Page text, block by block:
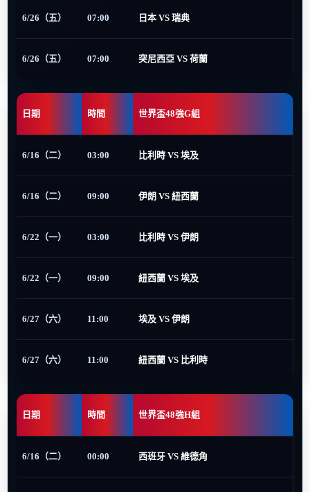
6/26（五） 07:00 日本 VS 瑞典
6/26（五） 07:00 突尼西亞 VS 荷蘭
日期 時間 世界盃48強G組
6/16（二） 03:00 比利時 VS 埃及
6/16（二） 09:00 伊朗 VS 紐西蘭
6/22（一） 03:00 比利時 VS 伊朗
6/22（一） 09:00 紐西蘭 VS 埃及
6/27（六） 11:00 埃及 VS 伊朗
6/27（六） 11:00 紐西蘭 VS 比利時
日期 時間 世界盃48強H組
6/16（二） 00:00 西班牙 VS 維德角